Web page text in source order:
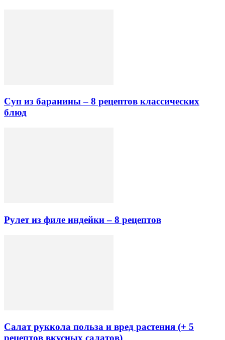
Суп из баранины – 8 рецептов классических
блюд
Рулет из филе индейки – 8 рецептов
Салат руккола польза и вред растения (+ 5
рецептов вкусных салатов)